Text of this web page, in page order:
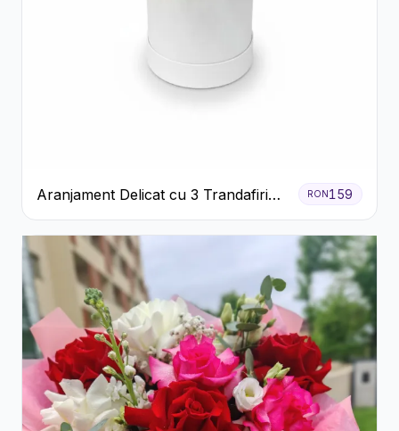
Aranjament Delicat cu 3 Trandafiri
Roz în Cutie Albă
RON 159